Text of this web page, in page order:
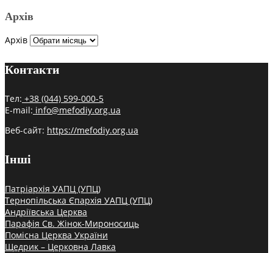
Архів
Архів
Контакти
Тел: +38 (044) 599-000-5
E-mail: info@mefodiy.org.ua
Веб-сайт: https://mefodiy.org.ua
Інші
Патріархія УАПЦ (УПЦ)
Тернопільська Єпархія УАПЦ (УПЦ)
Андріївська Церква
Парафія Св. Жінок-Мироносиць
Помісна Церква України
Щедрик – Церковна Лавка